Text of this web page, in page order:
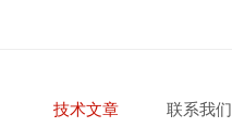
技术文章 联系我们